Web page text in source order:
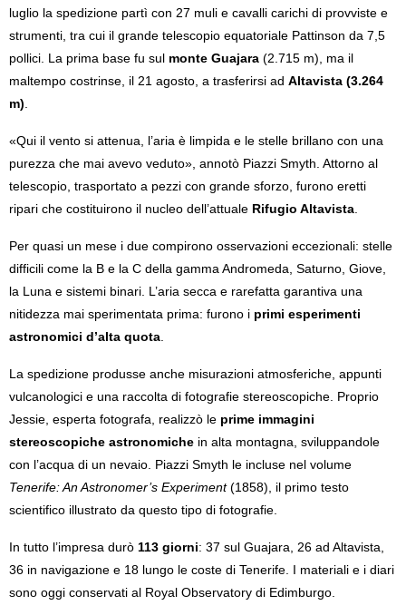
luglio la spedizione partì con 27 muli e cavalli carichi di provviste e
strumenti, tra cui il grande telescopio equatoriale Pattinson da 7,5
pollici. La prima base fu sul monte Guajara (2.715 m), ma il
maltempo costrinse, il 21 agosto, a trasferirsi ad Altavista (3.264
m)
«Qui il vento si attenua, l’aria è limpida e le stelle brillano con una
purezza che mai avevo veduto», annotò Piazzi Smyth. Attorno al
telescopio, trasportato a pezzi con grande sforzo, furono eretti
ripari che costituirono il nucleo dell’attuale Rifugio Altavista
Per quasi un mese i due compirono osservazioni eccezionali: stelle
difficili come la B e la C della gamma Andromeda, Saturno, Giove,
la Luna e sistemi binari. L’aria secca e rarefatta garantiva una
nitidezza mai sperimentata prima: furono i primi esperimenti
astronomici d’alta quota
La spedizione produsse anche misurazioni atmosferiche, appunti
vulcanologici e una raccolta di fotografie stereoscopiche. Proprio
Jessie, esperta fotografa, realizzò le prime immagini
stereoscopiche astronomiche in alta montagna, sviluppandole
con l’acqua di un nevaio. Piazzi Smyth le incluse nel volume
Tenerife: An Astronomer’s Experiment(1858), il primo testo
scientifico illustrato da questo tipo di fotografie.
In tutto l’impresa durò 113 giorni: 37 sul Guajara, 26 ad Altavista,
36 in navigazione e 18 lungo le coste di Tenerife. I materiali e i diari
sono oggi conservati al Royal Observatory di Edimburgo.